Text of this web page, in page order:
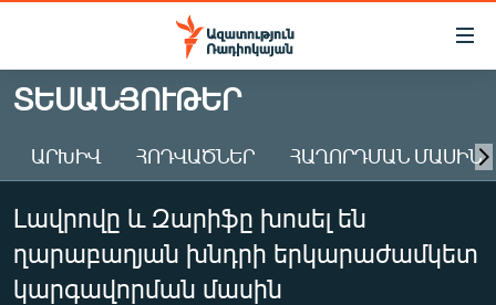
Մատչելիության
Անցնել
հիմնական
Անցնել
հիմնական
մենյուին
ԱԶԱՏՈՒԹՅՈՒՆ TV
ՀԱՅԱՍՏԱՆ
ԸՆՏՐՈՒԹՅՈՒՆՆԵՐ 2026
ԻՐԱՎՈՒՆՔ
ՏԵՍԱՆՅՈՒԹԵՐ
ԱՐԽԻՎ ՀՈԴՎԱԾՆԵՐ ՀԱՂՈՐԴՄԱՆ ՄԱՍԻՆ
Լավրովը և Զարիֆը խոսել են
ղարաբաղյան խնդրի երկարաժամկետ
կարգավորման մասին